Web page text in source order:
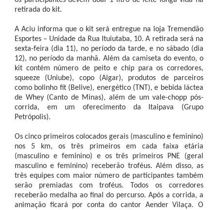
retirada do kit.
A Aciu informa que o kit será entregue na loja Tremendão
Esportes – Unidade da Rua Ituiutaba, 10. A retirada será na
sexta-feira (dia 11), no período da tarde, e no sábado (dia
12), no período da manhã. Além da camiseta do evento, o
kit contém número de peito e chip para os corredores,
squeeze (Uniube), copo (Algar), produtos de parceiros
como bolinho fit (Belive), energético (TNT), e bebida láctea
de Whey (Canto de Minas), além de um vale-chopp pós-
corrida, em um oferecimento da Itaipava (Grupo
Petrópolis).
Os cinco primeiros colocados gerais (masculino e feminino)
nos 5 km, os três primeiros em cada faixa etária
(masculino e feminino) e os três primeiros PNE (geral
masculino e feminino) receberão troféus. Além disso, as
três equipes com maior número de participantes também
serão premiadas com troféus. Todos os corredores
receberão medalha ao final do percurso. Após a corrida, a
animação ficará por conta do cantor Aender Vilaça. O